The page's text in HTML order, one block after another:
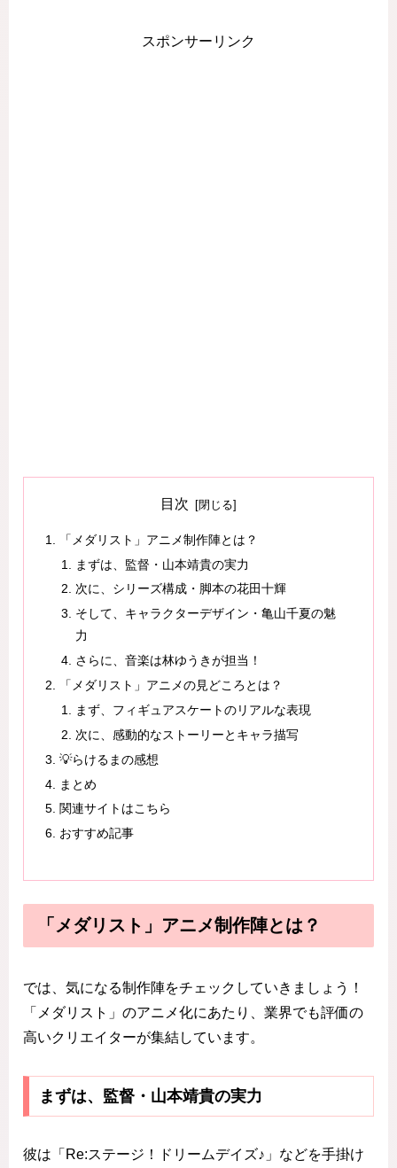
スポンサーリンク
目次
「メダリスト」アニメ制作陣とは？
まずは、監督・山本靖貴の実力
次に、シリーズ構成・脚本の花田十輝
そして、キャラクターデザイン・亀山千夏の魅
力
さらに、音楽は林ゆうきが担当！
「メダリスト」アニメの見どころとは？
まず、フィギュアスケートのリアルな表現
次に、感動的なストーリーとキャラ描写
💡らけるまの感想
まとめ
関連サイトはこちら
おすすめ記事
「メダリスト」アニメ制作陣とは？
では、気になる制作陣をチェックしていきましょう！
「メダリスト」のアニメ化にあたり、業界でも評価の
高いクリエイターが集結しています。
まずは、監督・山本靖貴の実力
彼は「Re:ステージ！ドリームデイズ♪」などを手掛け